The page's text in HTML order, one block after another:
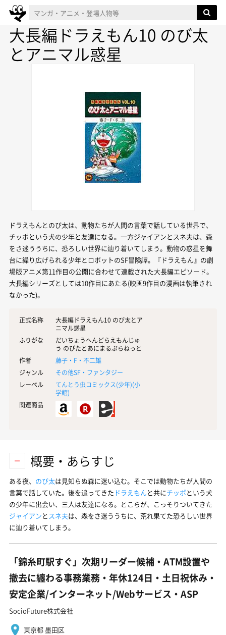
大長編ドラえもん10 のび太
とアニマル惑星
ドラえもんとのび太は、動物たちが人間の言葉で話している世界で、
チッポという犬の少年と友達になる。一方ジャイアンとスネ夫は、森
をさ迷ううちに、恐ろしい世界に辿り着いてしまう。動物の惑星を舞
台に繰り広げられる少年とロボットのSF冒険譚。『ドラえもん』の劇
場版アニメ第11作目の公開に合わせて連載された大長編エピソード。
大長編シリーズとしては10作目にあたる(映画9作目の漫画は執筆され
なかった)。
正式名称
大長編ドラえもん10 のび太とア
ニマル惑星
ふりがな
だいちょうへんどらえもんじゅ
う のびたとあにまるぷらねっと
作者
藤子・F・不二雄
ジャンル
その他SF・ファンタジー
レーベル
てんとう虫コミックス(少年)(小
学館)
関連商品
概要・あらすじ
ある夜、 のび太は見知らぬ森に迷い込む。そこでは動物たちが人間の
言葉で話していた。後を追ってきた ドラえもんと共にチッポという犬
の少年に出会い、三人は友達になる。とこらが、こっそりついてきた
ジャイアンと スネ夫は、森をさ迷ううちに、荒れ果てた恐ろしい世界
に辿り着いてしまう。
「錦糸町駅すぐ」次期リーダー候補・ATM設置や
撤去に纏わる事務業務・年休124日・土日祝休み・
安定企業/インターネット/Webサービス・ASP
SocioFuture株式会社
東京都 墨田区